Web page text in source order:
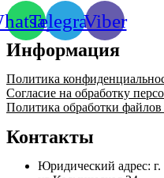
1"
TelegramViber
Информация
Политика
Согласие на обработку
Политика обработки
Контакты
Юридический адрес: